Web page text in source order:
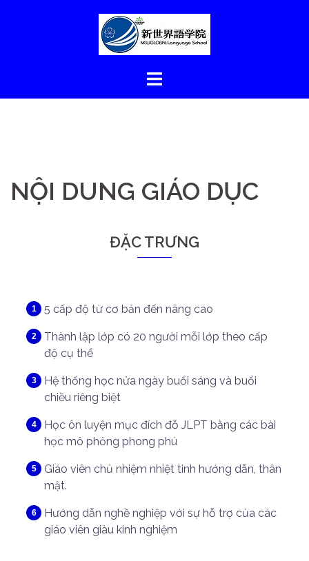
へ
NỘI DUNG GIÁO DỤC
ĐẶC TRƯNG
5 cấp độ từ cơ bản đến nâng cao
Thành lập lớp có 20 người mỗi lớp theo cấp
độ cụ thể
Hệ thống học nửa ngày buổi sáng và buổi
chiều riêng biệt
Học ôn luyện mục đích đỗ JLPT bằng các bài
học mô phỏng phong phú
Giáo viên chủ nhiệm nhiệt tinh hướng dẫn, thân
mật.
Hướng dẫn nghề nghiệp với sự hỗ trợ của các
giáo viên giàu kinh nghiệm